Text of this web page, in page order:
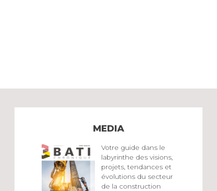
MEDIA
Votre guide dans le
labyrinthe des visions,
projets, tendances et
évolutions du secteur
de la construction